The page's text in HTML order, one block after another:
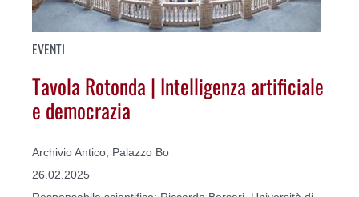
EVENTI
Tavola Rotonda | Intelligenza artificiale
e democrazia
Archivio Antico, Palazzo Bo
26.02.2025